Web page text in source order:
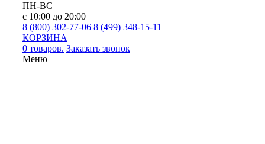
ПН-ВС
с 10:00 до 20:00
8 (800) 302-77-06 8 (499) 348-15-11
КОРЗИНА
0 товаров. Заказать звонок
Меню